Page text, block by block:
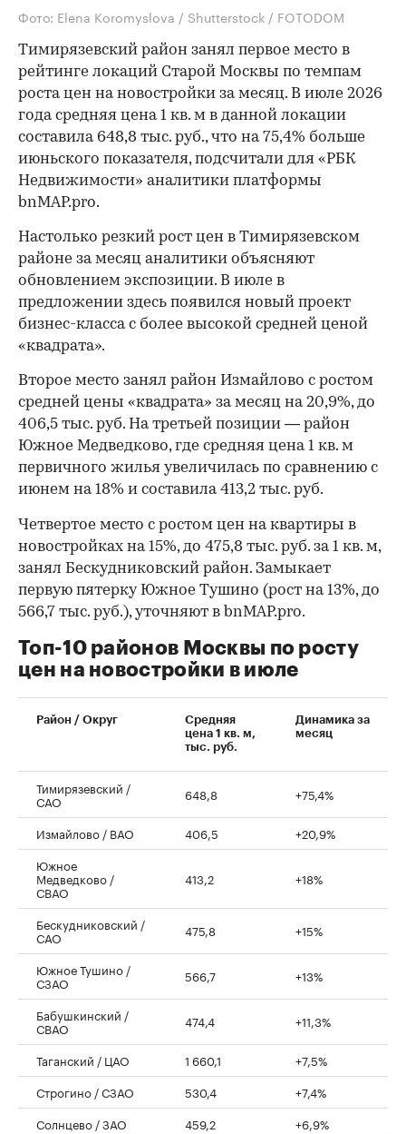
Фото: Elena Koromyslova / Shutterstock / FOTODOM
Тимирязевский район занял первое место в
рейтинге локаций Старой Москвы по темпам
роста цен на новостройки за месяц. В июле 2026
года средняя цена 1 кв. м в данной локации
составила 648,8 тыс. руб., что на 75,4% больше
июньского показателя, подсчитали для «РБК
Недвижимости» аналитики платформы
bnMAP.pro.
Настолько резкий рост цен в Тимирязевском
районе за месяц аналитики объясняют
обновлением экспозиции. В июле в
предложении здесь появился новый проект
бизнес-класса с более высокой средней ценой
«квадрата».
Второе место занял район Измайлово с ростом
средней цены «квадрата» за месяц на 20,9%, до
406,5 тыс. руб. На третьей позиции — район
Южное Медведково, где средняя цена 1 кв. м
первичного жилья увеличилась по сравнению с
июнем на 18% и составила 413,2 тыс. руб.
00:00 / 00:00
Четвертое место с ростом цен на квартиры в
новостройках на 15%, до 475,8 тыс. руб. за 1 кв. м,
занял Бескудниковский район. Замыкает
первую пятерку Южное Тушино (рост на 13%, до
566,7 тыс. руб.), уточняют в bnMAP.pro.
Топ-10 районов Москвы по росту
цен на новостройки в июле
Район / Округ
Средняя
цена 1 кв. м,
тыс. руб.
Динамика за
месяц
Тимирязевский /
САО 648,8 +75,4%
Измайлово / ВАО 406,5
+20,9%
Южное
Медведково /
СВАО
413,2 +18%
Бескудниковский /
САО 475,8 +15%
Южное Тушино /
СЗАО 566,7 +13%
Бабушкинский /
СВАО 474,4 +11,3%
Таганский / ЦАО 1 660,1
+7,5%
Строгино / СЗАО
530,4
+7,4%
Солнцево / ЗАО
459,2
+6,9%